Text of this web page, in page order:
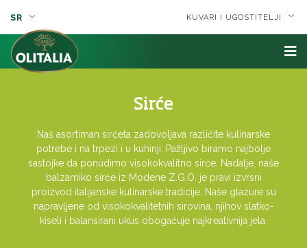
KUVARI I UGOSTITELJI
SR
Sirće
Naš asortiman sirćeta zadovoljava različite kulinarske
potrebe i na trpezi i u kuhinji. Pažljivo biramo najbolje
sastojke da ponudimo visokokvalitno sirće. Nadalje, naše
balzamiko sirće iz Modene Z.G.O. je pravi izvrsni
proizvod italijanske kulinarske tradicije. Naše glazure su
napravljene od visokokvalitetnih sirovina, njihov slatko-
kiseli i balansirani ukus obogaćuje najkreativnija jela.